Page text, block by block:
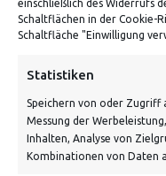
einschließlich des Widerrufs
Schaltflächen in der Cookie-
Schaltfläche "Einwilligung
Statistiken
Speichern von oder
Messung der
Inhalten, Analyse von
Kombinationen von Daten
Von Tiling GmbH
Kontakt: Mo - Fr
info@vontiling.de